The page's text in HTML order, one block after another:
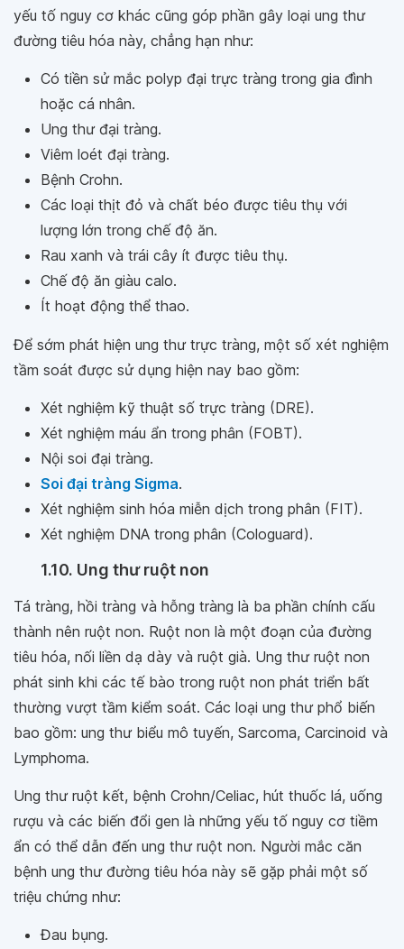
yếu tố nguy cơ khác cũng góp phần gây loại ung thư
đường tiêu hóa này, chẳng hạn như:
Có tiền sử mắc polyp đại trực tràng trong gia đình
hoặc cá nhân.
Ung thư đại tràng.
Viêm loét đại tràng.
Bệnh Crohn.
Các loại thịt đỏ và chất béo được tiêu thụ với
lượng lớn trong chế độ ăn.
Rau xanh và trái cây ít được tiêu thụ.
Chế độ ăn giàu calo.
Ít hoạt động thể thao.
Để sớm phát hiện ung thư trực tràng, một số xét nghiệm
tầm soát được sử dụng hiện nay bao gồm:
Xét nghiệm kỹ thuật số trực tràng (DRE).
Xét nghiệm máu ẩn trong phân (FOBT).
Nội soi đại tràng.
Soi đại tràng Sigma.
Xét nghiệm sinh hóa miễn dịch trong phân (FIT).
Xét nghiệm DNA trong phân (Cologuard).
1.10. Ung thư ruột non
Tá tràng, hồi tràng và hỗng tràng là ba phần chính cấu
thành nên ruột non. Ruột non là một đoạn của đường
tiêu hóa, nối liền dạ dày và ruột già. Ung thư ruột non
phát sinh khi các tế bào trong ruột non phát triển bất
thường vượt tầm kiểm soát. Các loại ung thư phổ biến
bao gồm: ung thư biểu mô tuyến, Sarcoma, Carcinoid và
Lymphoma.
Ung thư ruột kết, bệnh Crohn/Celiac, hút thuốc lá, uống
rượu và các biến đổi gen là những yếu tố nguy cơ tiềm
ẩn có thể dẫn đến ung thư ruột non. Người mắc căn
bệnh ung thư đường tiêu hóa này sẽ gặp phải một số
triệu chứng như:
Đau bụng.